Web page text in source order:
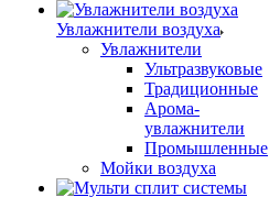
Увлажнители воздуха
Увлажнители
Ультразвуковые
Традиционные
Арома-
увлажнители
Промышленные
Мойки воздуха